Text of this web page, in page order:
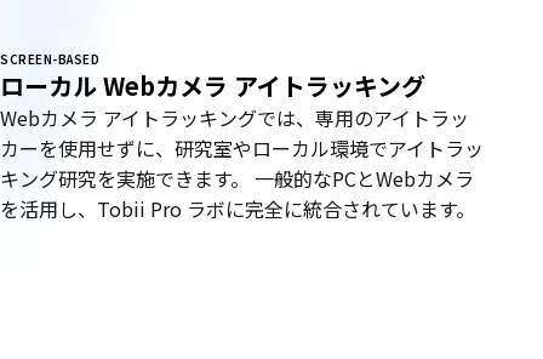
ラ
ッ
キ
ン
近日公開
SCREEN-BASED
ローカル Webカメラ アイトラッキング
Webカメラ アイトラッキングでは、専用のアイトラッ
カーを使用せずに、研究室やローカル環境でアイトラッ
キング研究を実施できます。 一般的なPCとWebカメラ
を活用し、Tobii Pro ラボに完全に統合されています。